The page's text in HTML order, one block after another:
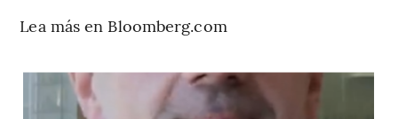
Lea más en Bloomberg.com